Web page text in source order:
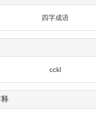
四字成语
cckl